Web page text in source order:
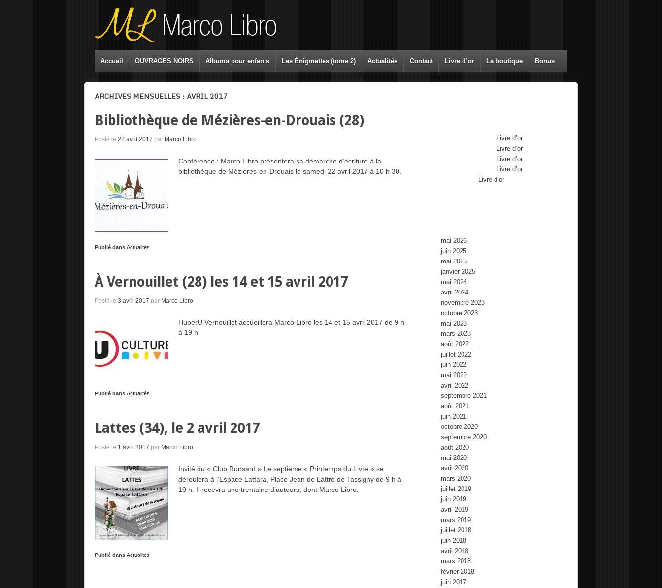
Accueil OUVRAGES NOIRS Albums pour enfants Les Énigmettes (tome 2) Actualités Contact Livre d’or La boutique Bonus
ARCHIVES MENSUELLES : AVRIL 2017
Bibliothèque de Mézières-en-Drouais (28)
Posté le 22 avril 2017 par Marco Libro
Conférence : Marco Libro présentera sa démarche d’écriture à la
bibliothèque de Mézières-en-Drouais le samedi 22 avril 2017 à 10 h 30.
Publié dans Actualités
À Vernouillet (28) les 14 et 15 avril 2017
Posté le 3 avril 2017 par Marco Libro
HuperU Vernouillet accueillera Marco Libro les 14 et 15 avril 2017 de 9 h
à 19 h.
Publié dans Actualités
Lattes (34), le 2 avril 2017
Posté le 1 avril 2017 par Marco Libro
Invité du « Club Ronsard » Le septième « Printemps du Livre » se
déroulera à l’Espace Lattara, Place Jean de Lattre de Tassigny de 9 h à
19 h. Il recevra une trentaine d’auteurs, dont Marco Libro.
Publié dans Actualités
Livre d’or
Livre d’or
Livre d’or
Livre d’or
Livre d’or
mai 2026
juin 2025
mai 2025
janvier 2025
mai 2024
avril 2024
novembre 2023
octobre 2023
mai 2023
mars 2023
août 2022
juillet 2022
juin 2022
mai 2022
avril 2022
septembre 2021
août 2021
juin 2021
octobre 2020
septembre 2020
août 2020
mai 2020
avril 2020
mars 2020
juillet 2019
juin 2019
avril 2019
mars 2019
juillet 2018
juin 2018
avril 2018
mars 2018
février 2018
juin 2017